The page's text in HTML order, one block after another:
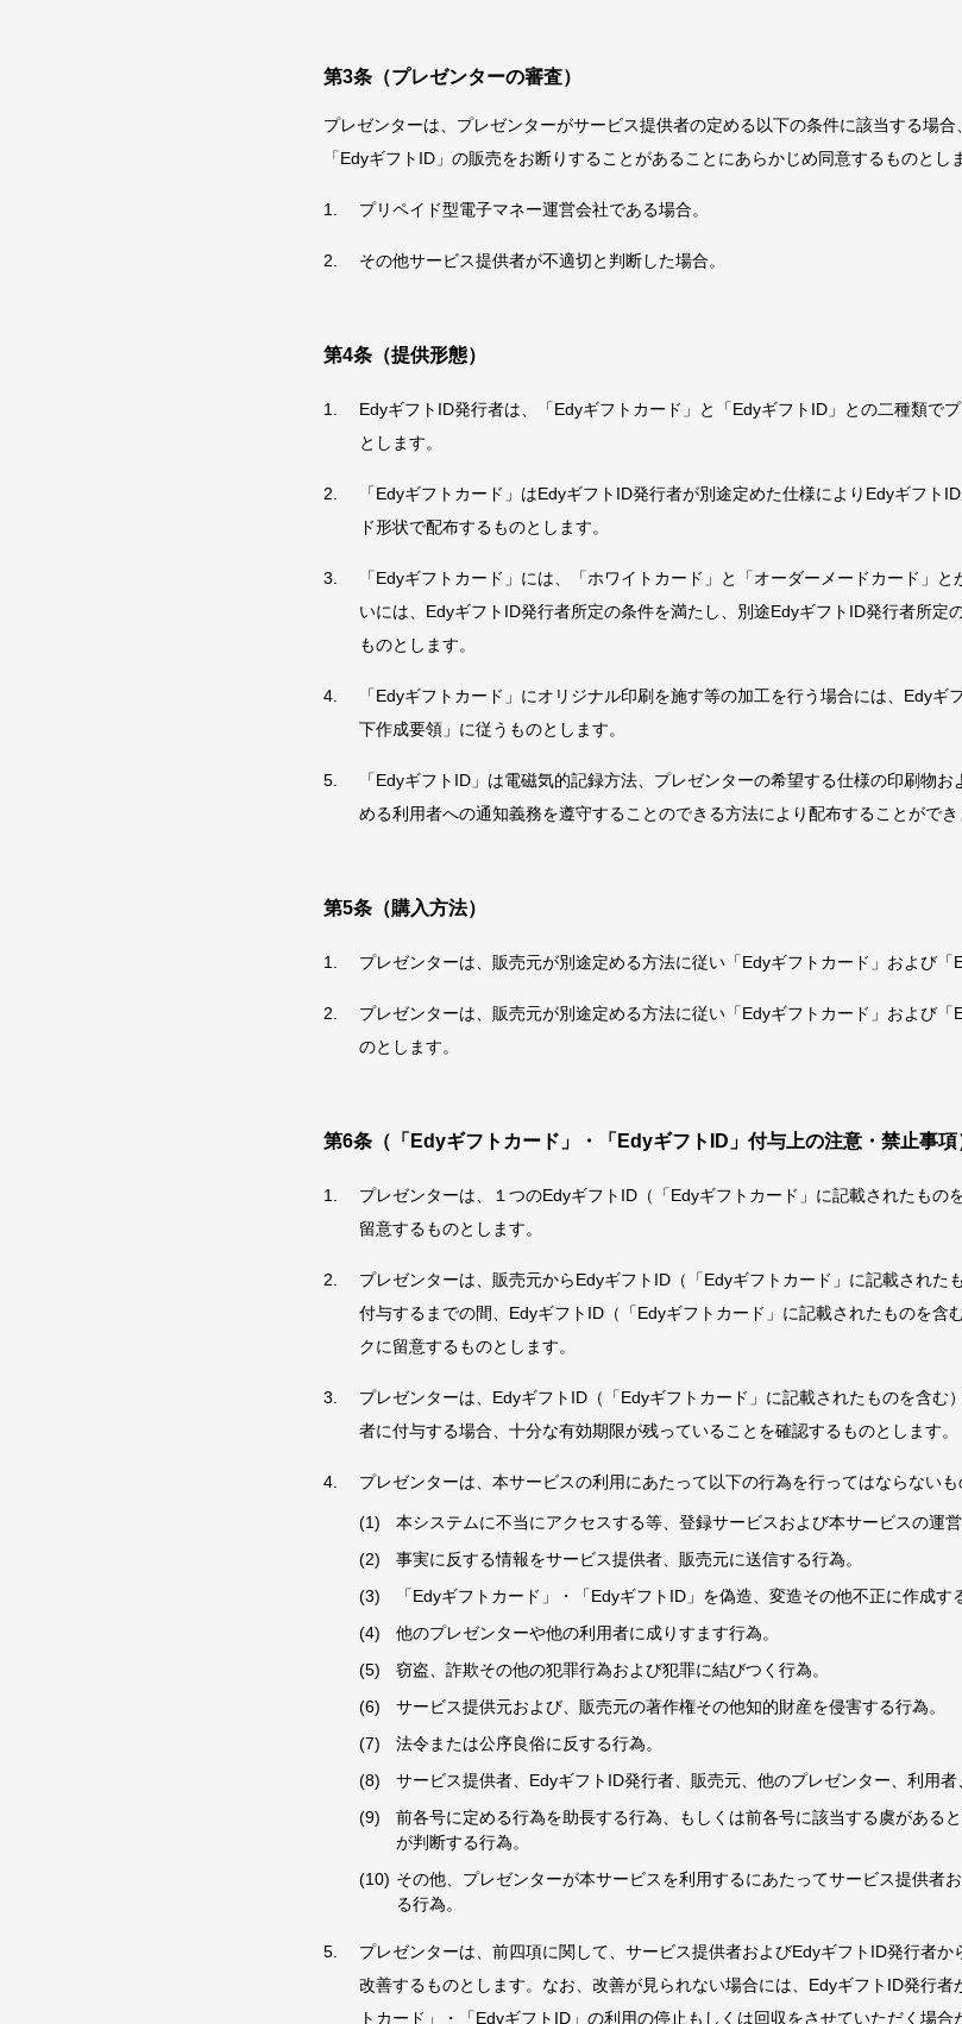
第3条（プレゼンターの審査）
プレゼンターは、プレゼンターがサービス提供者の定める以下の条件に該当する場
「EdyギフトID」の販売をお断りすることがあることにあらかじめ同意するものとし
プリペイド型電子マネー運営会社である場合。
その他サービス提供者が不適切と判断した場合。
第4条（提供形態）
EdyギフトID発行者は、「Edyギフトカード」と「EdyギフトID」との二種類で
とします。
「Edyギフトカード」はEdyギフトID発行者が別途定めた仕様によりEdyギフト
ド形状で配布するものとします。
「Edyギフトカード」には、「ホワイトカード」と「オーダーメードカード」
いには、EdyギフトID発行者所定の条件を満たし、別途EdyギフトID発行者所定
ものとします。
「Edyギフトカード」にオリジナル印刷を施す等の加工を行う場合には、Edyギ
下作成要領」に従うものとします。
「EdyギフトID」は電磁気的記録方法、プレゼンターの希望する仕様の印刷物
める利用者への通知義務を遵守することのできる方法により配布することができ
第5条（購入方法）
プレゼンターは、販売元が別途定める方法に従い「Edyギフトカード」および「
プレゼンターは、販売元が別途定める方法に従い「Edyギフトカード」および
のとします。
第6条（「Edyギフトカード」・「EdyギフトID」付与上の注意・禁止事項
プレゼンターは、１つのEdyギフトID（「Edyギフトカード」に記載されたもの
留意するものとします。
プレゼンターは、販売元からEdyギフトID（「Edyギフトカード」に記載された
付与するまでの間、EdyギフトID（「Edyギフトカード」に記載されたものを含
クに留意するものとします。
プレゼンターは、EdyギフトID（「Edyギフトカード」に記載されたものを含む
者に付与する場合、十分な有効期限が残っていることを確認するものとします。
プレゼンターは、本サービスの利用にあたって以下の行為を行ってはならないも
本システムに不当にアクセスする等、登録サービスおよび本サービスの運営
事実に反する情報をサービス提供者、販売元に送信する行為。
「Edyギフトカード」・「EdyギフトID」を偽造、変造その他不正に作成す
他のプレゼンターや他の利用者に成りすます行為。
窃盗、詐欺その他の犯罪行為および犯罪に結びつく行為。
サービス提供元および、販売元の著作権その他知的財産を侵害する行為。
法令または公序良俗に反する行為。
サービス提供者、EdyギフトID発行者、販売元、他のプレゼンター、利用者
前各号に定める行為を助長する行為、もしくは前各号に該当する虞がある
が判断する行為。
その他、プレゼンターが本サービスを利用するにあたってサービス提供者
る行為。
プレゼンターは、前四項に関して、サービス提供者およびEdyギフトID発行者
改善するものとします。なお、改善が見られない場合には、EdyギフトID発行
トカード」・「EdyギフトID」の利用の停止もしくは回収をさせていただく場